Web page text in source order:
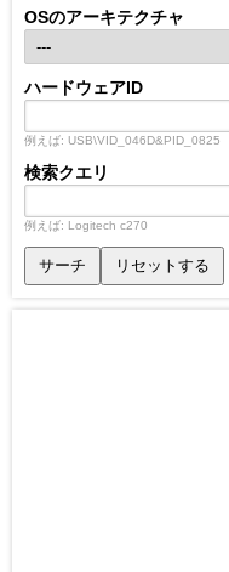
OSのアーキテクチャ
ハードウェアID
例えば: USB\VID_046D&PID_0825
検索クエリ
例えば: Logitech c270
サーチ リセットする